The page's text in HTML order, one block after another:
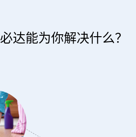
必达能为你解决什么？